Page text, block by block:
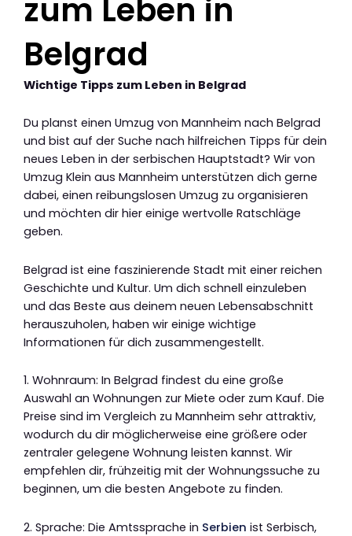
zum Leben in
Belgrad
Wichtige Tipps zum Leben in Belgrad
Du planst einen Umzug von Mannheim nach Belgrad
und bist auf der Suche nach hilfreichen Tipps für dein
neues Leben in der serbischen Hauptstadt? Wir von
Umzug Klein aus Mannheim unterstützen dich gerne
dabei, einen reibungslosen Umzug zu organisieren
und möchten dir hier einige wertvolle Ratschläge
geben.
Belgrad ist eine faszinierende Stadt mit einer reichen
Geschichte und Kultur. Um dich schnell einzuleben
und das Beste aus deinem neuen Lebensabschnitt
herauszuholen, haben wir einige wichtige
Informationen für dich zusammengestellt.
1. Wohnraum: In Belgrad findest du eine große
Auswahl an Wohnungen zur Miete oder zum Kauf. Die
Preise sind im Vergleich zu Mannheim sehr attraktiv,
wodurch du dir möglicherweise eine größere oder
zentraler gelegene Wohnung leisten kannst. Wir
empfehlen dir, frühzeitig mit der Wohnungssuche zu
beginnen, um die besten Angebote zu finden.
2. Sprache: Die Amtssprache in Serbien ist Serbisch,